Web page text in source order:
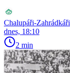
Chalupáři-Zahrádkáři
dnes, 18:10
2 min